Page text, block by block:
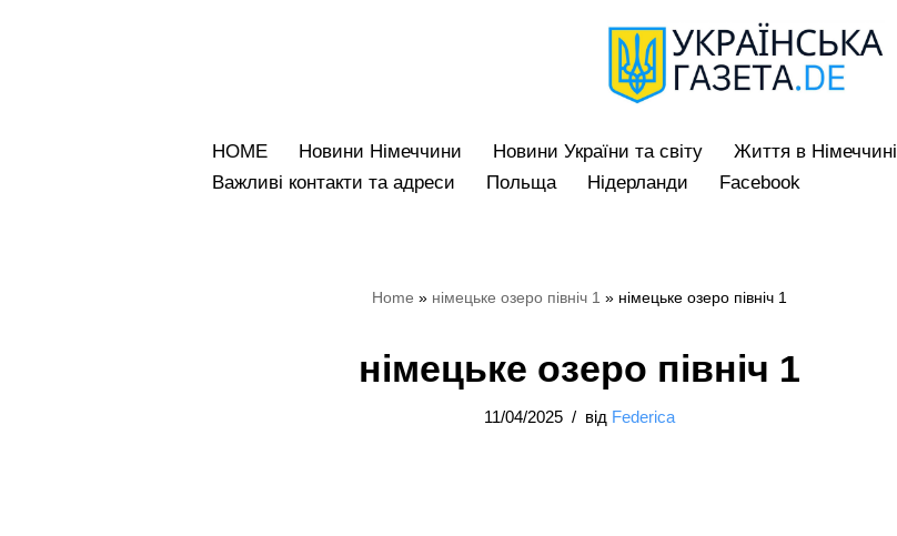
HOME
Новини Німеччини Hовини України та світу Життя в Німеччині
Bажливі контакти та адреси
Польща Нідерланди Facebook
Home » німецьке озеро північ 1 » німецьке озеро північ 1
німецьке озеро північ 1
11/04/2025 від Federica